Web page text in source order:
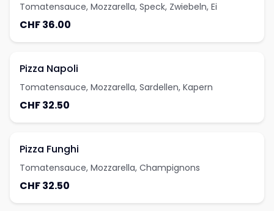
Tomatensauce, Mozzarella, Speck, Zwiebeln, Ei
CHF 36.00
Pizza Napoli
Tomatensauce, Mozzarella, Sardellen, Kapern
CHF 32.50
Pizza Funghi
Tomatensauce, Mozzarella, Champignons
CHF 32.50